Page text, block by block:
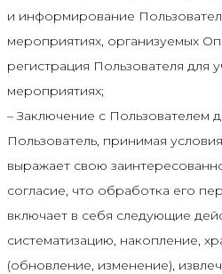
и информирование
мероприятиях, организуемых
регистрация Пользователя для
мероприятиях;
– Заключение с Пользователем
Пользователь, принимая
выражает свою
согласие, что обработка его
включает в себя следующие
систематизацию, накопление,
(обновление, изменение),